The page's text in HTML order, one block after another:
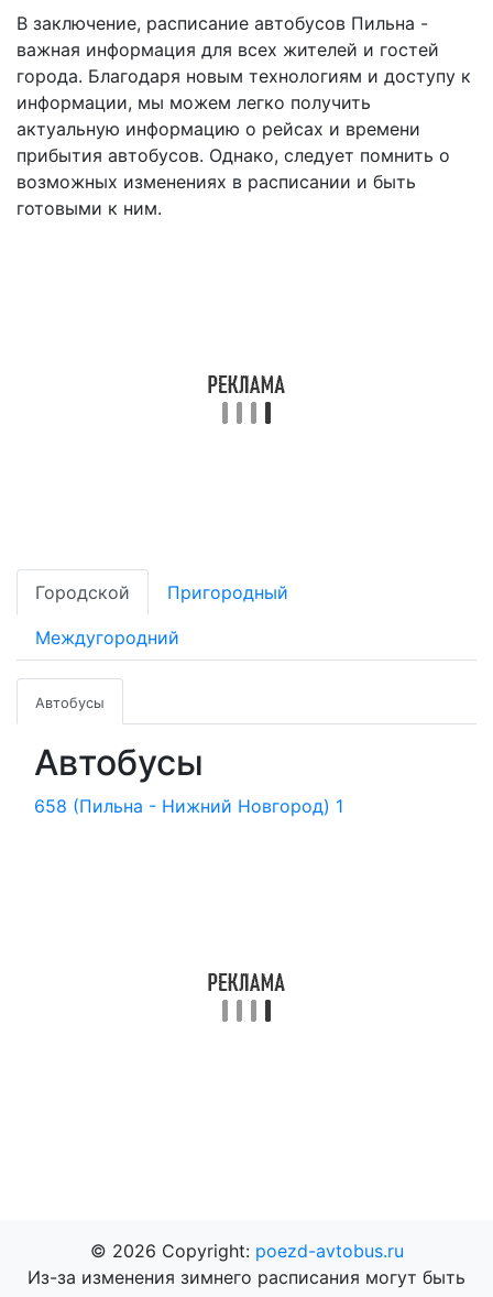
В заключение, расписание автобусов Пильна -
важная информация для всех жителей и гостей
города. Благодаря новым технологиям и доступу к
информации, мы можем легко получить
актуальную информацию о рейсах и времени
прибытия автобусов. Однако, следует помнить о
возможных изменениях в расписании и быть
готовыми к ним.
Городской Пригородный
Междугородний
Автобусы
Автобусы
658 (Пильна - Нижний Новгород) 1
© 2026 Copyright: poezd-avtobus.ru
Из-за изменения зимнего расписания могут быть